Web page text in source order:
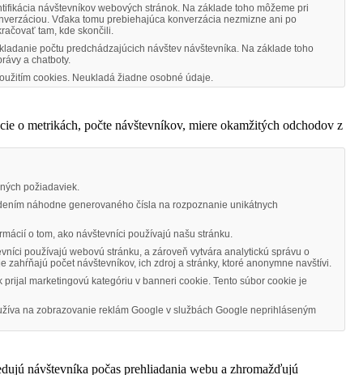
návštevníkov webových stránok. Na základe toho môžeme pri
Vďaka tomu prebiehajúca konverzácia nezmizne ani po
tam, kde skončili.
počtu predchádzajúcich návštev návštevníka. Na základe toho
a chatboty.
cookies. Neukladá žiadne osobné údaje.
o metrikách, počte návštevníkov, miere okamžitých odchodov z
požiadaviek.
náhodne generovaného čísla na rozpoznanie unikátnych
o tom, ako návštevníci používajú našu stránku.
používajú webovú stránku, a zároveň vytvára analytickú správu o
počet návštevníkov, ich zdroj a stránky, ktoré anonymne navštívi.
marketingovú kategóriu v banneri cookie. Tento súbor cookie je
na zobrazovanie reklám Google v službách Google neprihláseným
návštevníka počas prehliadania webu a zhromažďujú